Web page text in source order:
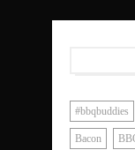
#bbqbuddies
Bacon